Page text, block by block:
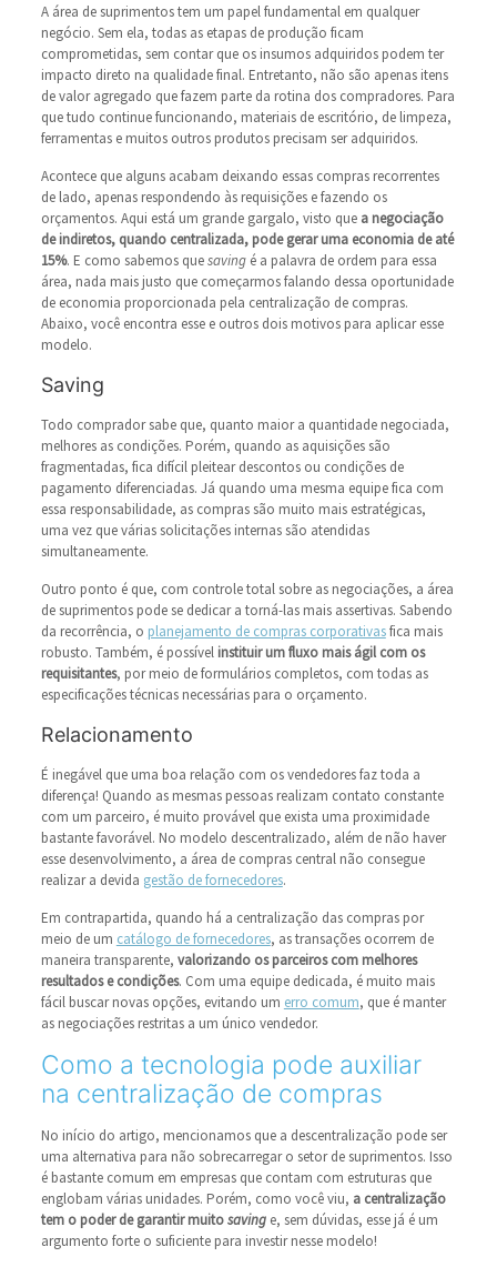
A área de suprimentos tem um papel fundamental em qualquer
negócio. Sem ela, todas as etapas de produção ficam
comprometidas, sem contar que os insumos adquiridos podem ter
impacto direto na qualidade final. Entretanto, não são apenas itens
de valor agregado que fazem parte da rotina dos compradores. Para
que tudo continue funcionando, materiais de escritório, de limpeza,
ferramentas e muitos outros produtos precisam ser adquiridos.
Acontece que alguns acabam deixando essas compras recorrentes
de lado, apenas respondendo às requisições e fazendo os
orçamentos. Aqui está um grande gargalo, visto que a negociação
de indiretos, quando centralizada, pode gerar uma economia de até
15%. E como sabemos quesavingé a palavra de ordem para essa
área, nada mais justo que começarmos falando dessa oportunidade
de economia proporcionada pela centralização de compras.
Abaixo, você encontra esse e outros dois motivos para aplicar esse
modelo.
Saving
Todo comprador sabe que, quanto maior a quantidade negociada,
melhores as condições. Porém, quando as aquisições são
fragmentadas, fica difícil pleitear descontos ou condições de
pagamento diferenciadas. Já quando uma mesma equipe fica com
essa responsabilidade, as compras são muito mais estratégicas,
uma vez que várias solicitações internas são atendidas
simultaneamente.
Outro ponto é que, com controle total sobre as negociações, a área
de suprimentos pode se dedicar a torná-las mais assertivas. Sabendo
da recorrência, o planejamento de compras corporativasfica mais
robusto. Também, é possívelinstituir um fluxo mais ágil com os
requisitantes, por meio de formulários completos, com todas as
especificações técnicas necessárias para o orçamento.
Relacionamento
É inegável que uma boa relação com os vendedores faz toda a
diferença! Quando as mesmas pessoas realizam contato constante
com um parceiro, é muito provável que exista uma proximidade
bastante favorável. No modelo descentralizado, além de não haver
esse desenvolvimento, a área de compras central não consegue
realizar a devida gestão de fornecedores.
Em contrapartida, quando há a centralização das compras por
meio de um catálogo de fornecedores, as transações ocorrem de
maneira transparente, valorizando os parceiros com melhores
resultados e condições. Com uma equipe dedicada, é muito mais
fácil buscar novas opções, evitando um erro comum, que é manter
as negociações restritas a um único vendedor.
Como a tecnologia pode auxiliar
na centralização de compras
No início do artigo, mencionamos que a descentralização pode ser
uma alternativa para não sobrecarregar o setor de suprimentos. Isso
é bastante comum em empresas que contam com estruturas que
englobam várias unidades. Porém, como você viu, a centralização
tem o poder de garantir muitosavinge, sem dúvidas, esse já é um
argumento forte o suficiente para investir nesse modelo!